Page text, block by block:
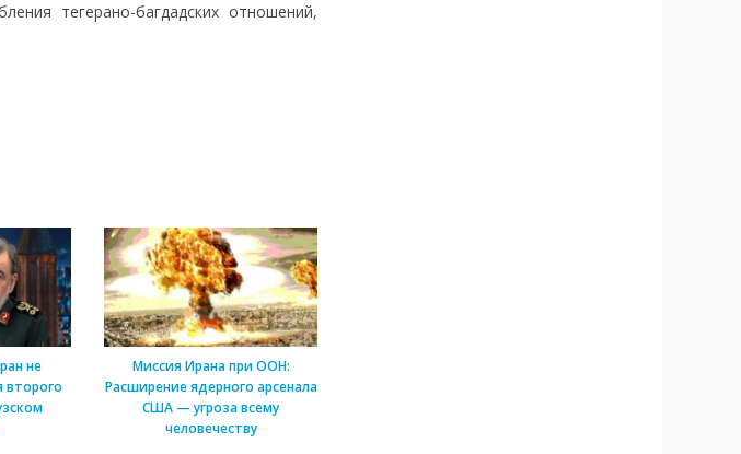
тегерано-багдадских отношений,
не
второго
Миссия Ирана при ООН:
Расширение ядерного арсенала
США — угроза всему
человечеству